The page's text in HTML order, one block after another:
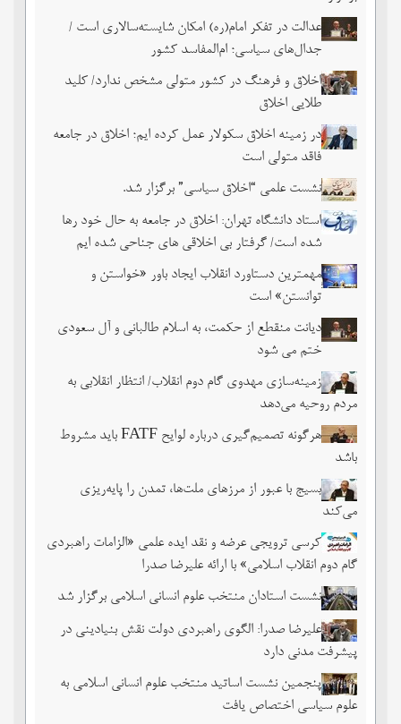
عدالت در تفکر امام(ره) امکان شایسته‌سالاری است /
جدال‌های سیاسی؛ ام‌المفاسد کشور
اخلاق و فرهنگ در کشور متولی مشخص ندارد/ کلید
طلایی اخلاق
در زمینه اخلاق سکولار عمل کرده ایم؛ اخلاق در جامعه
فاقد متولی است
نشست علمی “اخلاق سیاسی” برگزار شد.
استاد دانشگاه تهران: اخلاق در جامعه به حال خود رها
شده است/ گرفتار بی اخلاقی های جناحی شده ایم
مهمترین دستاورد انقلاب ایجاد باور «خواستن و
توانستن» است
دیانت منقطع از حکمت، به اسلام طالبانی و آل سعودی
ختم می شود
زمینه‌سازی مهدوی گام دوم انقلاب/ انتظار انقلابی به
مردم روحیه می‌دهد
هرگونه تصمیم‌گیری درباره لوایح FATF باید مشروط
باشد
بسیج با عبور از مرزهای ملت‌‌ها، تمدن را پایه‌ریزی
می‌کند
کرسی ترویجی عرضه و نقد ایده علمی «الزامات راهبردی
گام دوم انقلاب اسلامی» با ارائه علیرضا صدرا
نشست استادان منتخب علوم انسانی اسلامی برگزار شد
علیرضا صدرا: الگوی راهبردی دولت نقش بنیادینی در
پیشرفت مدنی دارد
پنجمین نشست اساتید منتخب علوم انسانی اسلامی به
علوم سیاسی اختصاص یافت